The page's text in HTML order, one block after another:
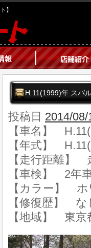
】
H.11(1999)年 スバ
投稿日 2014/08/
【車名】
【年式】
【走行距離】
【車検】 2年
【カラー】
【修復歴】 な
【地域】 東京